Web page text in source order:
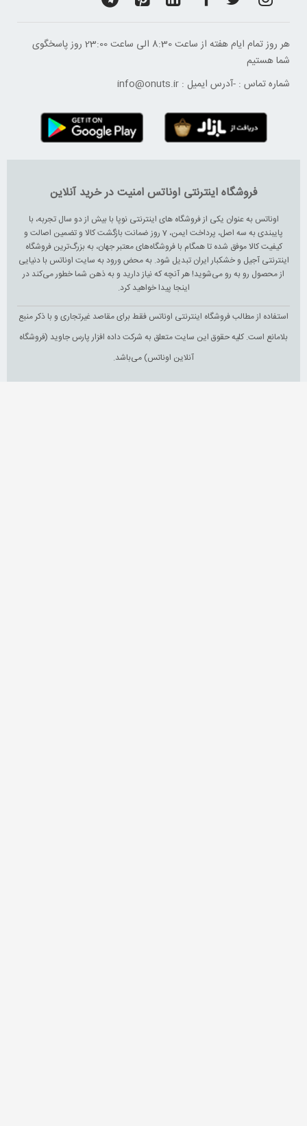
هر روز تمام ایام هفته از ساعت 8:30 الی ساعت 23:00 ‌روز پاسخگوی
شما هستیم
شماره تماس : -آدرس ایمیل : info@onuts.ir
فروشگاه اینترنتی اوناتس امنیت در خرید آنلاین
اوناتس به عنوان یکی از فروشگاه های اینترنتی نوپا با بیش از دو سال تجربه، با
پایبندی به سه اصل، پرداخت ایمن، 7 روز ضمانت بازگشت کالا و تضمین اصالت و
کیفیت کالا موفق شده تا همگام با فروشگاه‌های معتبر جهان، به بزرگ‌ترین فروشگاه
اینترنتی آجیل و خشکبار ایران تبدیل شود. به محض ورود به سایت اوناتس با دنیایی
از محصول رو به رو می‌شوید! هر آنچه که نیاز دارید و به ذهن شما خطور می‌کند در
اینجا پیدا خواهید کرد.
استفاده از مطالب فروشگاه اینترنتی اوناتس فقط برای مقاصد غیرتجاری و با ذکر منبع
بلامانع است. کلیه حقوق این سایت متعلق به شرکت داده افزار پارس جاوید (فروشگاه
آنلاین اوناتس) می‌باشد.